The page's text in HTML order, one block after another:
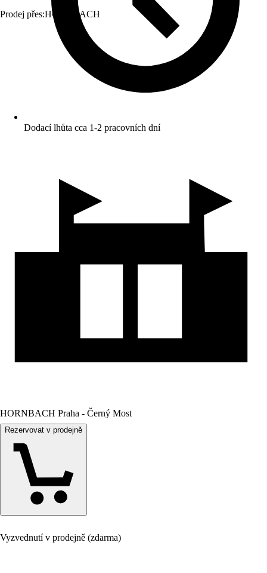
Prodej přes:HORNBACH
Dodací lhůta cca 1-2 pracovních dní
HORNBACH Praha - Černý Most
Rezervovat v prodejně
Vyzvednutí v prodejně (zdarma)